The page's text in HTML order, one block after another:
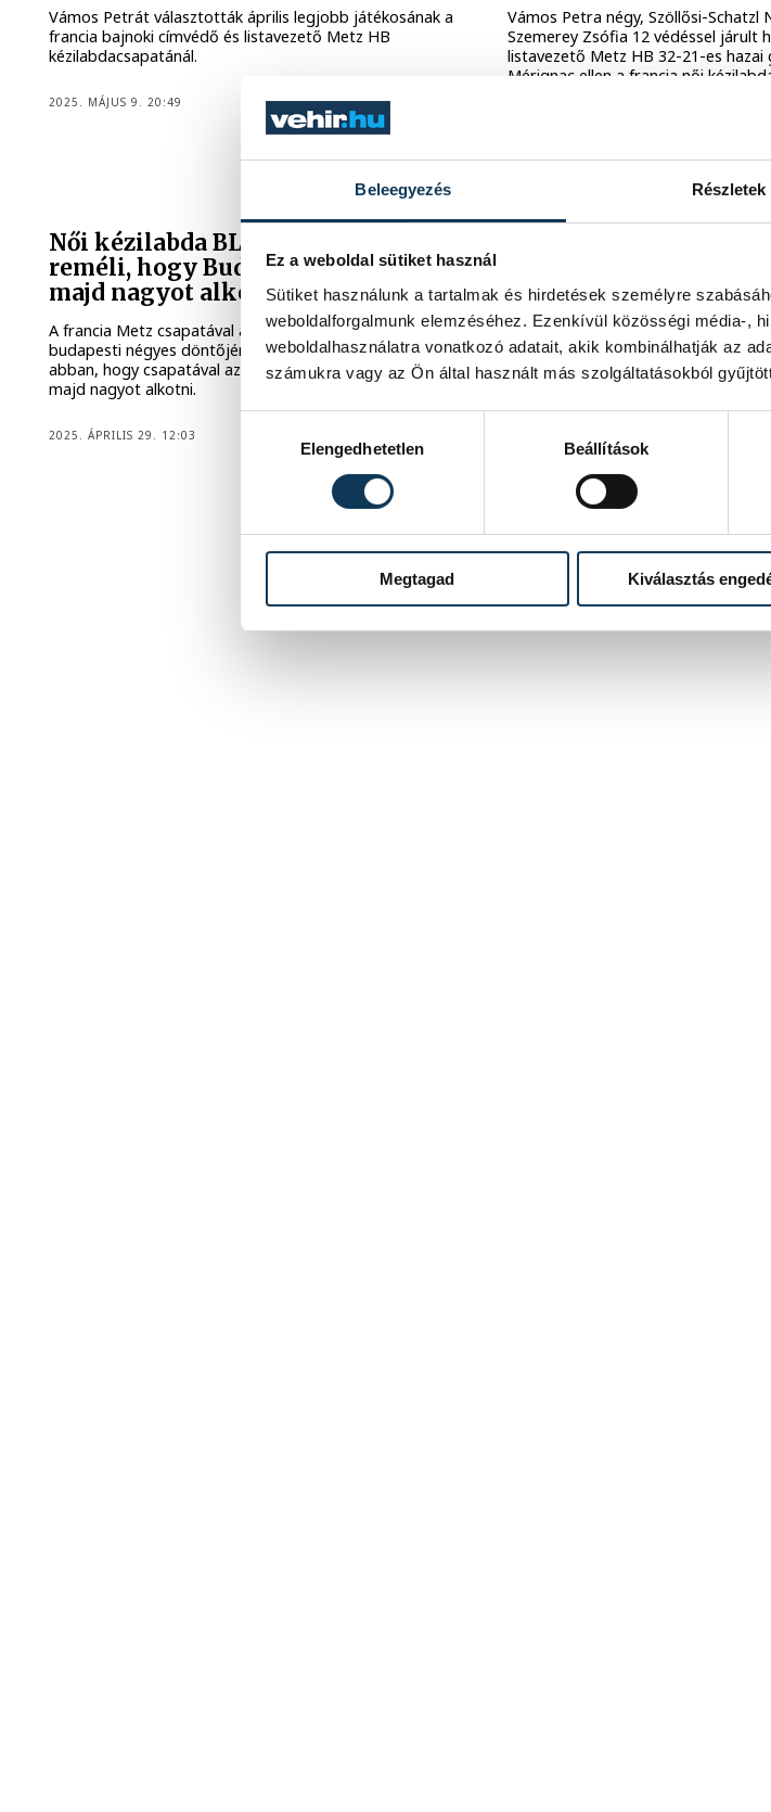
Beleegyezés Részletek
Ez a weboldal sütiket használ
Sütiket használunk a tartalmak és hirdetések személyre
weboldalforgalmunk elemzéséhez. Ezenkívül közösségi média-,
weboldalhasználatra vonatkozó adatait, akik kombinálhatják az
számukra vagy az Ön által használt más szolgáltatásokból
Elengedhetetlen
Beállítások
Megtagad Kiválasztás
Vámos Petrát választották április legjobb játékosának a
francia bajnoki címvédő és listavezető Metz HB
kézilabdacsapatánál.
2025. MÁJUS 9. 20:49
Vámos Petra négy, Szöllősi-Schatzl
Szemerey Zsófia 12 védéssel járult
listavezető Metz HB 32-21-es hazai
Mérignac ellen a francia női
Női kézilabda BL: Vámos Petra
reméli, hogy Budapesten is tudnak
majd nagyot alkotni
A francia Metz csapatával a női kézilabda Bajnokok Ligája
budapesti négyes döntőjére készülő Vámos Petra bízik
abban, hogy csapatával az MVM Dome-ban is tudnak
majd nagyot alkotni.
2025. ÁPRILIS 29. 12:03
Vámos Petra, Szöllősi-Schatzl
csapata, a francia Metz HB kettős
tovább a női kézilabda Bajnokok
negyeddöntőjéből.
2025. ÁPRILIS 27. 15:58